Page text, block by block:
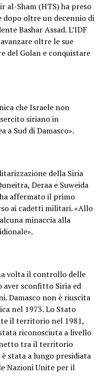
al-Sham (HTS) ha preso
dopo oltre un decennio di
Bashar Assad. L’IDF
oltre le sue
del Golan e conquistare
che Israele non
siriano in
a Sud di Damasco».
della Siria
Deraa e Suweida
affermato il primo
ai cadetti militari. «Allo
minaccia alla
volta il controllo delle
aver sconfitto Siria ed
Damasco non è riuscita
nel 1973. Lo Stato
il territorio nel 1981,
riconosciuta a livello
tra il territorio
stata a lungo presidiata
Nazioni Unite per il